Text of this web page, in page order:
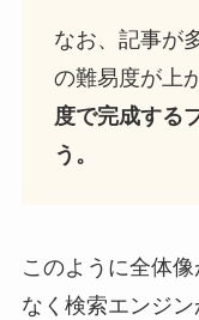
なお、記事が
の難易度が上
度で完成する
う。
このように全体
なく検索エンジ